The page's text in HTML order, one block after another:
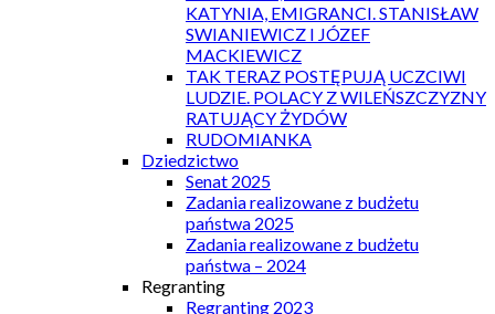
KATYNIA, EMIGRANCI. STANISŁAW
SWIANIEWICZ I JÓZEF
MACKIEWICZ
TAK TERAZ POSTĘPUJĄ UCZCIWI
LUDZIE. POLACY Z WILEŃSZCZYZNY
RATUJĄCY ŻYDÓW
RUDOMIANKA
Dziedzictwo
Senat 2025
Zadania realizowane z budżetu
państwa 2025
Zadania realizowane z budżetu
państwa – 2024
Regranting
Regranting 2023